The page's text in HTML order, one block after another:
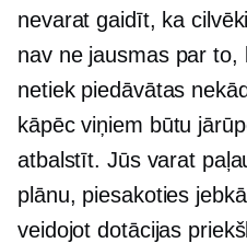
nevarat gaidīt, ka
nav ne jausmas par to,
netiek piedāvātas
kāpēc viņiem būtu
atbalstīt. Jūs varat
plānu, piesakoties
veidojot dotācijas